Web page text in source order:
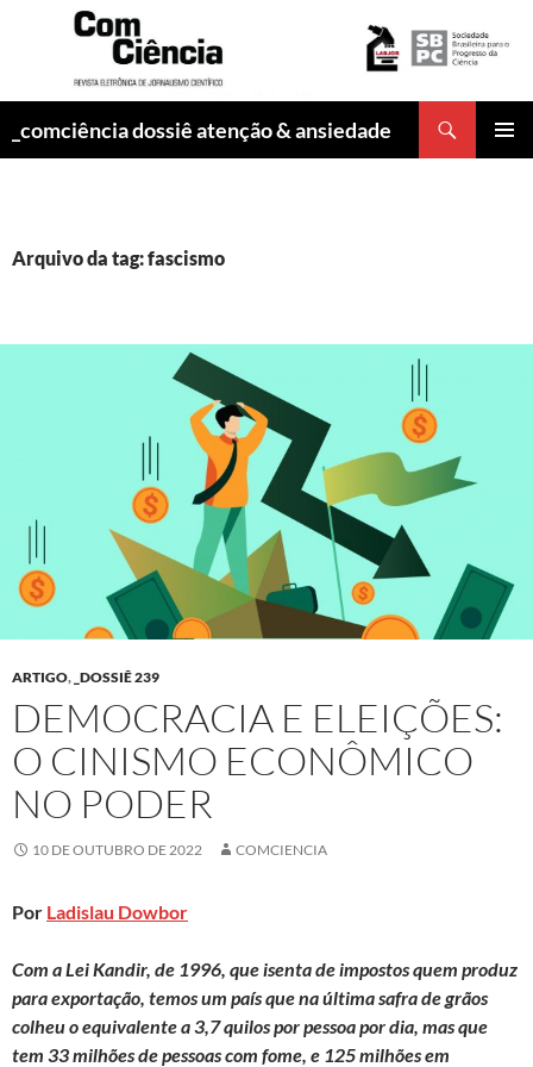
_comciência dossiê atenção & ansiedade
Arquivo da tag: fascismo
ARTIGO, _DOSSIÊ 239
DEMOCRACIA E ELEIÇÕES:
O CINISMO ECONÔMICO
NO PODER
10 DE OUTUBRO DE 2022 COMCIENCIA
Por Ladislau Dowbor
Com a Lei Kandir, de 1996, que isenta de impostos quem produz
para exportação, temos um país que na última safra de grãos
colheu o equivalente a 3,7 quilos por pessoa por dia, mas que
tem 33 milhões de pessoas com fome, e 125 milhões em